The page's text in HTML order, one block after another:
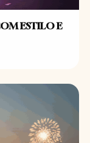
ESTILO E